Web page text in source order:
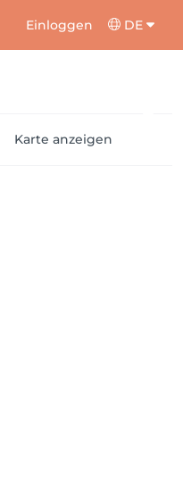
Einloggen DE
Karte anzeigen